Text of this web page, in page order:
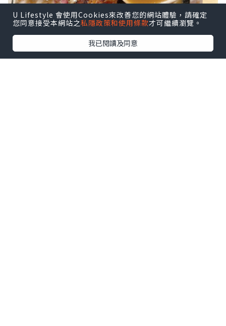
U Lifestyle 會使用Cookies來改善您的網站體驗，請確定
您同意接受本網站之私隱政策和使用條款才可繼續瀏覽。
我已閱讀及同意